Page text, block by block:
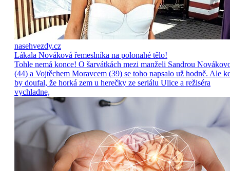
nasehvezdy.cz
Lákala Nováková řemeslníka na polonahé tělo!
Tohle nemá konce! O šarvátkách mezi manželi Sandrou
(44) a Vojtěchem Moravcem (39) se toho napsalo už hodně. Ale
by doufal, že horká zem u herečky ze seriálu Ulice a režiséra
vychladne,